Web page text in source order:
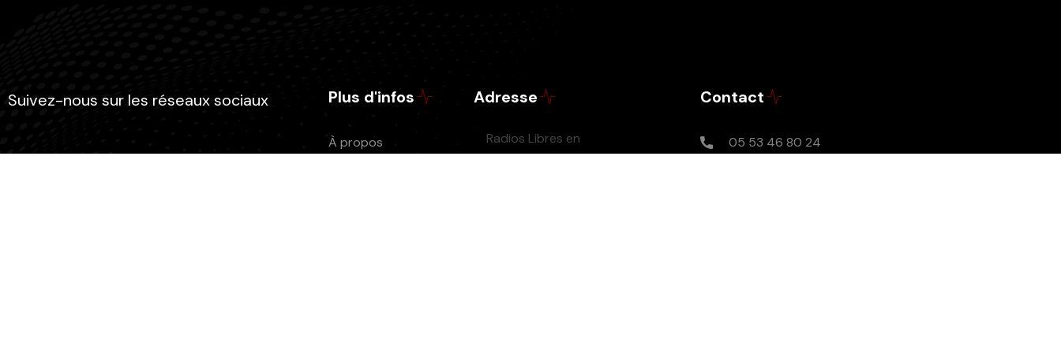
Suivez-nous sur les réseaux sociaux Plus d'infos
À propos
Adresse
Radios Libres en
Contact
05 53 46 80 24